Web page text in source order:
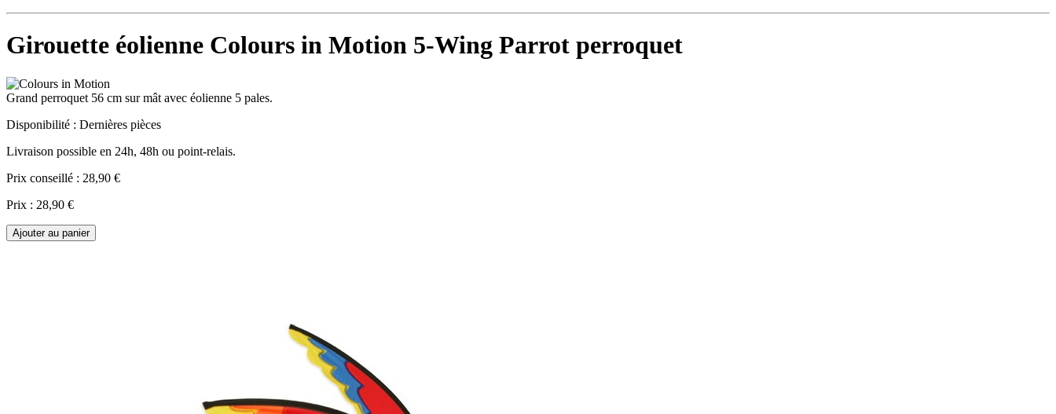
Girouette éolienne Colours in Motion 5-Wing Parrot perroquet
Grand perroquet 56 cm sur mât avec éolienne 5 pales.
Disponibilité : Dernières pièces
Livraison possible en 24h, 48h ou point-relais.
Prix conseillé : 28,90 €
Prix : 28,90 €
Ajouter au panier